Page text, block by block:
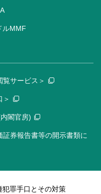
ルMMF
覧サービス＞
＞
閣官房)
券報告書等の開示書類に
犯罪手口とその対策